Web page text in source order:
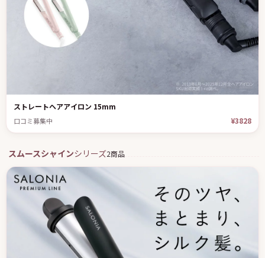
ストレートヘアアイロン 15mm
口コミ募集中 ¥3828
スムースシャインシリーズ2商品